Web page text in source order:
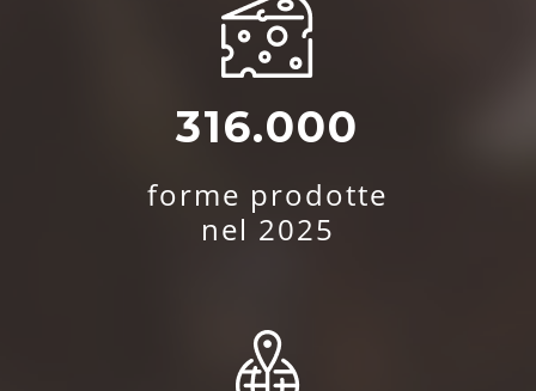
316.000
forme prodotte
nel 2025